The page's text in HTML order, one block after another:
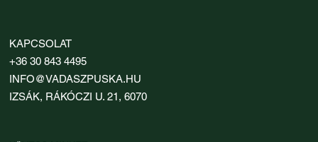
KAPCSOLAT
+36 30 843 4495
INFO@VADASZPUSKA.HU
IZSÁK, RÁKÓCZI U. 21, 6070